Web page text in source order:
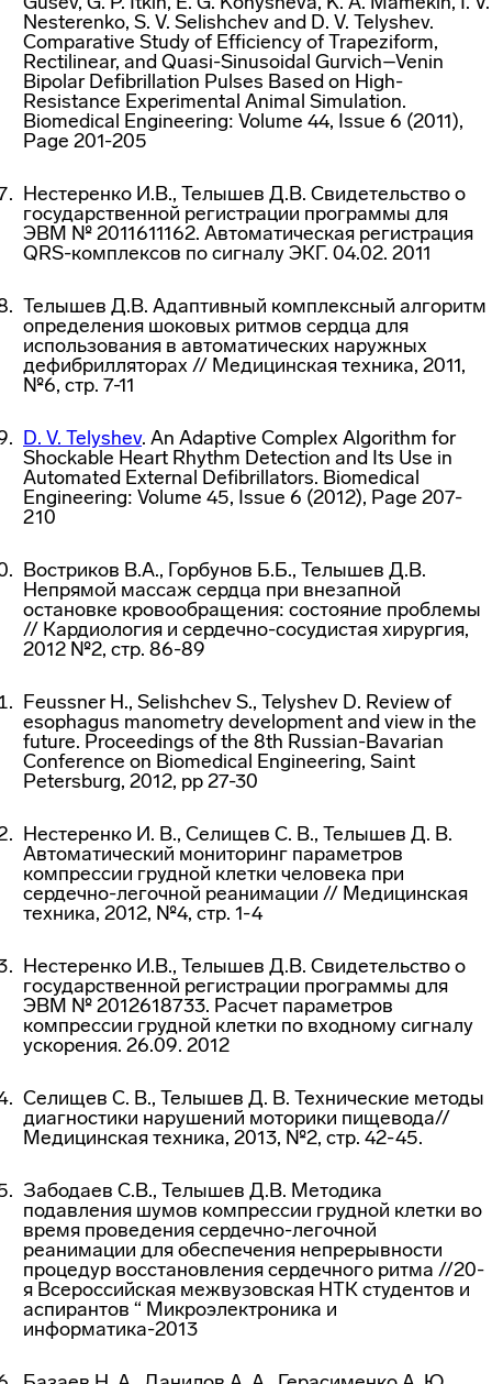
Nesterenko, S. V. Selishchev and D. V. Telyshev.
Comparative Study of Efficiency of Trapeziform,
Rectilinear, and Quasi-Sinusoidal Gurvich–Venin
Bipolar Defibrillation Pulses Based on High-
Resistance Experimental Animal Simulation.
Biomedical Engineering: Volume 44, Issue 6 (2011),
Page 201-205
Нестеренко И.В., Телышев Д.В. Свидетельство о
государственной регистрации программы для
ЭВМ № 2011611162. Автоматическая регистрация
QRS-комплексов по сигналу ЭКГ. 04.02. 2011
Телышев Д.В. Адаптивный комплексный алгоритм
определения шоковых ритмов сердца для
использования в автоматических наружных
дефибрилляторах // Медицинская техника, 2011,
№6, стр. 7-11
D. V. Telyshev. An Adaptive Complex Algorithm for
Shockable Heart Rhythm Detection and Its Use in
Automated External Defibrillators. Biomedical
Engineering: Volume 45, Issue 6 (2012), Page 207-
210
Востриков В.А., Горбунов Б.Б., Телышев Д.В.
Непрямой массаж сердца при внезапной
остановке кровообращения: состояние проблемы
// Кардиология и сердечно-сосудистая хирургия,
2012 №2, стр. 86-89
Feussner H., Selishchev S., Telyshev D. Review of
esophagus manometry development and view in the
future. Proceedings of the 8th Russian-Bavarian
Conference on Biomedical Engineering, Saint
Petersburg, 2012, pp 27-30
Нестеренко И. В., Селищев С. В., Телышев Д. В.
Автоматический мониторинг параметров
компрессии грудной клетки человека при
сердечно-легочной реанимации // Медицинская
техника, 2012, №4, стр. 1-4
Нестеренко И.В., Телышев Д.В. Свидетельство о
государственной регистрации программы для
ЭВМ № 2012618733. Расчет параметров
компрессии грудной клетки по входному сигналу
ускорения. 26.09. 2012
Селищев С. В., Телышев Д. В. Технические методы
диагностики нарушений моторики пищевода//
Медицинская техника, 2013, №2, стр. 42-45.
Забодаев С.В., Телышев Д.В. Методика
подавления шумов компрессии грудной клетки во
время проведения сердечно-легочной
реанимации для обеспечения непрерывности
процедур восстановления сердечного ритма //20-
я Всероссийская межвузовская НТК студентов и
аспирантов “ Микроэлектроника и
информатика-2013